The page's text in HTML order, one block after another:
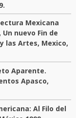
Mexicana
nuevo Fin de
las Artes, Mexico,
Aparente.
Apasco,
Al Filo del